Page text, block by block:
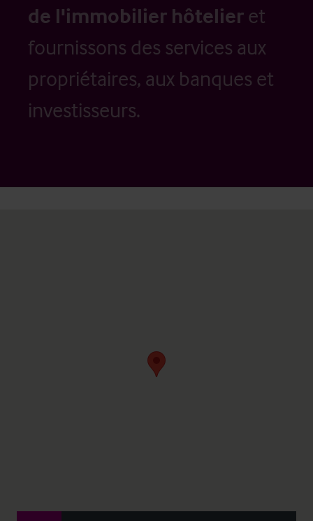
de l'immobilier hôtelier et
fournissons des services aux
propriétaires, aux banques et
investisseurs.